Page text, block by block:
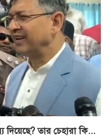
দিয়েছে? তার চেহারা কি...